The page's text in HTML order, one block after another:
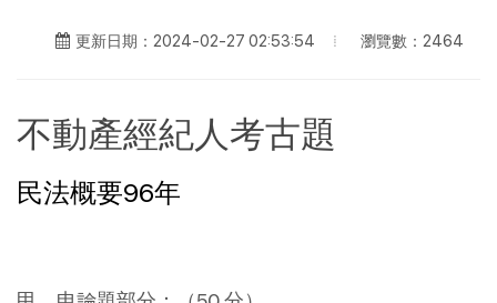
更新日期：2024-02-27 02:53:54 瀏覽數：2464
不動產經紀人考古題
民法概要96年